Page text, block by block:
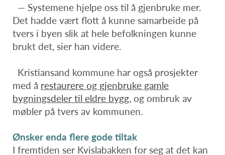
— Systemene hjelpe oss til å gjenbruke mer.
Det hadde vært flott å kunne samarbeide på
tvers i byen slik at hele befolkningen kunne
brukt det, sier han videre.
Kristiansand kommune har også prosjekter
med å restaurere og gjenbruke gamle
bygningsdeler til eldre bygg,og ombruk av
møbler på tvers av kommunen.
Ønsker enda flere gode tiltak
I fremtiden ser Kvislabakken for seg at det kan